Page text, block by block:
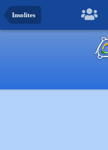
Insolites